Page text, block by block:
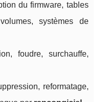
du firmware, tables
systèmes de
foudre, surchauffe,
reformatage,